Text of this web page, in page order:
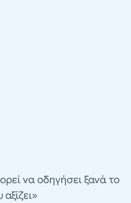
να οδηγήσει ξανά το